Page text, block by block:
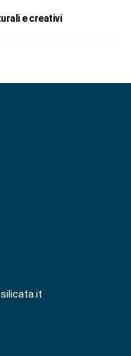
e creativi